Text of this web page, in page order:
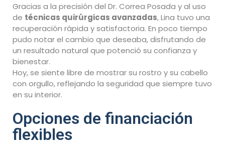
Gracias a la precisión del Dr. Correa Posada y al uso
de técnicas quirúrgicas avanzadas, Lina tuvo una
recuperación rápida y satisfactoria. En poco tiempo
pudo notar el cambio que deseaba, disfrutando de
un resultado natural que potenció su confianza y
bienestar.
Hoy, se siente libre de mostrar su rostro y su cabello
con orgullo, reflejando la seguridad que siempre tuvo
en su interior.
Opciones de financiación
flexibles